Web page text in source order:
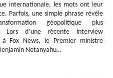
internationale, les mots ont leur
Parfois, une simple phrase révèle
géopolitique plus
Lors d’une récente interview
à Fox News, le Premier ministre
Netanyahu…